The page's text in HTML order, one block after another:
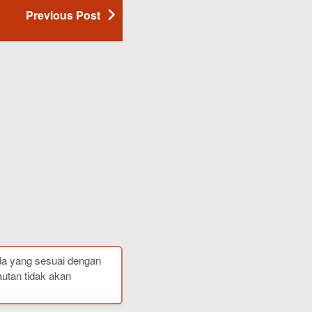
Previous Post
yang sesuai dengan
tidak akan